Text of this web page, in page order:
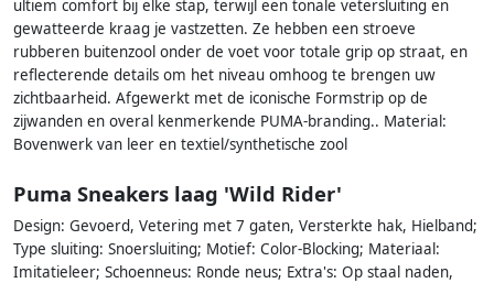
ultiem comfort bij elke stap, terwijl een tonale vetersluiting en
gewatteerde kraag je vastzetten. Ze hebben een stroeve
rubberen buitenzool onder de voet voor totale grip op straat, en
reflecterende details om het niveau omhoog te brengen uw
zichtbaarheid. Afgewerkt met de iconische Formstrip op de
zijwanden en overal kenmerkende PUMA-branding.. Material:
Bovenwerk van leer en textiel/synthetische zool
Puma Sneakers laag 'Wild Rider'
Design: Gevoerd, Vetering met 7 gaten, Versterkte hak, Hielband;
Type sluiting: Snoersluiting; Motief: Color-Blocking; Materiaal:
Imitatieleer; Schoenneus: Ronde neus; Extra's: Op staal naden,